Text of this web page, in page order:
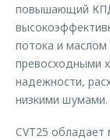
повышающий
потока и
превосходными
надежности,
низкими шумами.
CVT25